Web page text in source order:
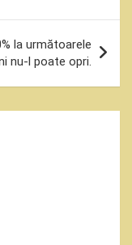
la următoarele
nu-l poate opri.